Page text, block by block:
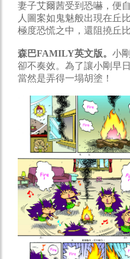
妻子艾爾茜受到恐嚇，便
人圖案如鬼魅般出現在丘
極度恐慌之中，還阻撓丘
森巴FAMILY英文版。 小
卻不奏效。為了讓小剛早
當然是弄得一塌胡塗！